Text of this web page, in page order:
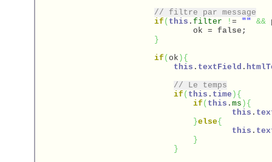
// filtre par message
if ( this . filter ! = "" &&
				ok =
false ;
}
if ( ok ) {
this . textField .
// Le temps
if ( this . time ) {
if ( this . ms ) {
this .
}else{
this .
}
}